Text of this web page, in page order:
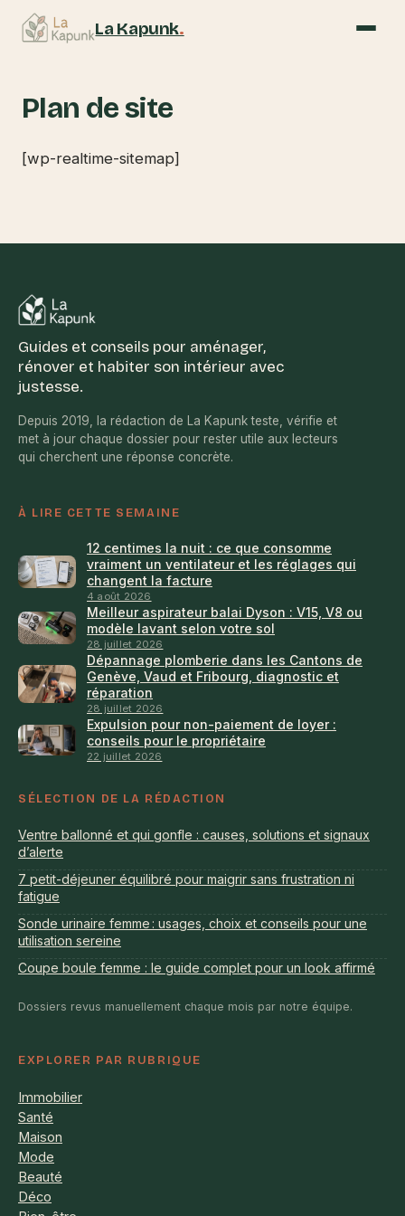
La Kapunk.
Plan de site
[wp-realtime-sitemap]
Guides et conseils pour aménager,
rénover et habiter son intérieur avec
justesse.
Depuis 2019, la rédaction de La Kapunk teste, vérifie et
met à jour chaque dossier pour rester utile aux lecteurs
qui cherchent une réponse concrète.
À LIRE CETTE SEMAINE
12 centimes la nuit : ce que consomme
vraiment un ventilateur et les réglages qui
changent la facture
4 août 2026
Meilleur aspirateur balai Dyson : V15, V8 ou
modèle lavant selon votre sol
28 juillet 2026
Dépannage plomberie dans les Cantons de
Genève, Vaud et Fribourg, diagnostic et
réparation
28 juillet 2026
Expulsion pour non-paiement de loyer :
conseils pour le propriétaire
22 juillet 2026
SÉLECTION DE LA RÉDACTION
Ventre ballonné et qui gonfle : causes, solutions et signaux
d’alerte
7 petit-déjeuner équilibré pour maigrir sans frustration ni
fatigue
Sonde urinaire femme : usages, choix et conseils pour une
utilisation sereine
Coupe boule femme : le guide complet pour un look affirmé
Dossiers revus manuellement chaque mois par notre équipe.
EXPLORER PAR RUBRIQUE
Immobilier
Santé
Maison
Mode
Beauté
Déco